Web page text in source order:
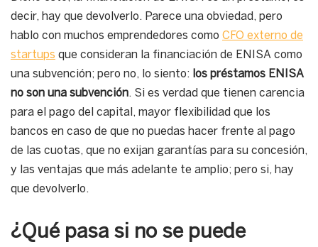
decir, hay que devolverlo. Parece una obviedad, pero
hablo con muchos emprendedores como CFO externo de
startups que consideran la financiación de ENISA como
una subvención; pero no, lo siento: los préstamos ENISA
no son una subvención. Si es verdad que tienen carencia
para el pago del capital, mayor flexibilidad que los
bancos en caso de que no puedas hacer frente al pago
de las cuotas, que no exijan garantías para su concesión,
y las ventajas que más adelante te amplio; pero si, hay
que devolverlo.
¿Qué pasa si no se puede